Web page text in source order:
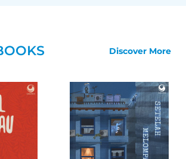
berubah jadi kebiasaan dan
Apakah Arhoz mencintai Fianne
Arhoz yang tahu?
Discover More